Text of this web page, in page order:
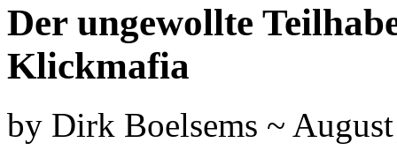
Der ungewollte
Klickmafia
by Dirk Boelsems ~